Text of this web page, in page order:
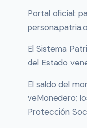
Portal oficial:
El Sistema
del Estado
El saldo del
veMonedero;
Protección